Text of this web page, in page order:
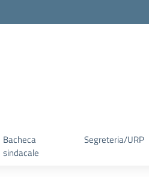
Bacheca
sindacale
Segreteria/URP